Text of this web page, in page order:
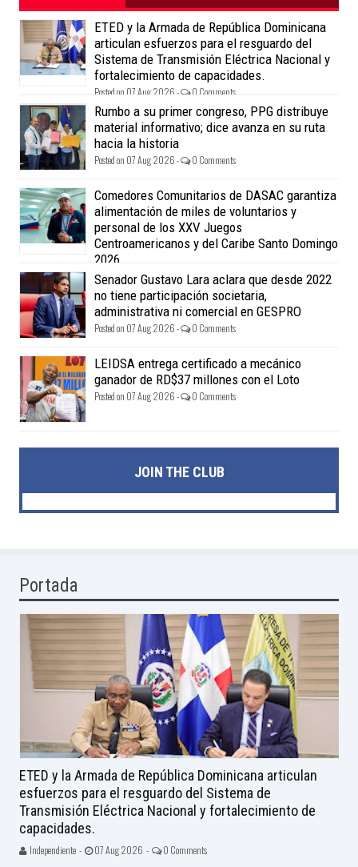
ETED y la Armada de República Dominicana
articulan esfuerzos para el resguardo del
Sistema de Transmisión Eléctrica Nacional y
fortalecimiento de capacidades.
Posted on 07 Aug 2026 - 0 Comments
Rumbo a su primer congreso, PPG distribuye
material informativo; dice avanza en su ruta
hacia la historia
Posted on 07 Aug 2026 - 0 Comments
Comedores Comunitarios de DASAC garantiza
alimentación de miles de voluntarios y
personal de los XXV Juegos
Centroamericanos y del Caribe Santo Domingo
2026
Posted on 07 Aug 2026 - 0 Comments
Senador Gustavo Lara aclara que desde 2022
no tiene participación societaria,
administrativa ni comercial en GESPRO
Posted on 07 Aug 2026 - 0 Comments
LEIDSA entrega certificado a mecánico
ganador de RD$37 millones con el Loto
Posted on 07 Aug 2026 - 0 Comments
JOIN THE CLUB
Portada
ETED y la Armada de República Dominicana articulan
esfuerzos para el resguardo del Sistema de
Transmisión Eléctrica Nacional y fortalecimiento de
capacidades.
Independiente - 07 Aug 2026 - 0 Comments